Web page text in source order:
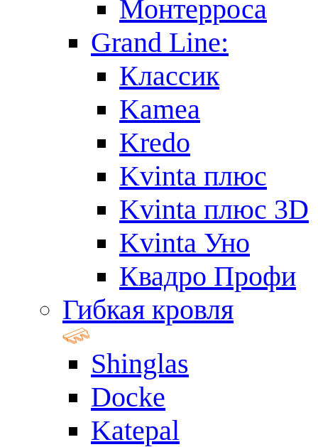
Монтерроса
Grand Line:
Классик
Kamea
Kredo
Kvinta плюс
Kvinta плюс 3D
Kvinta Уно
Квадро Профи
Гибкая кровля
Shinglas
Docke
Katepal